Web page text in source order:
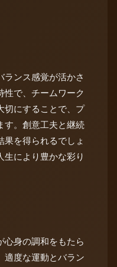
ランス感覚が活かさ
性で、チームワーク
切にすることで、プ
す。創意工夫と継続
を得られるでしょ
生により豊かな彩り
心身の調和をもたら
適度な運動とバラン